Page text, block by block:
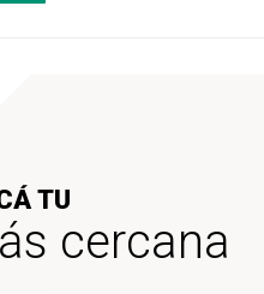
TU
cercana